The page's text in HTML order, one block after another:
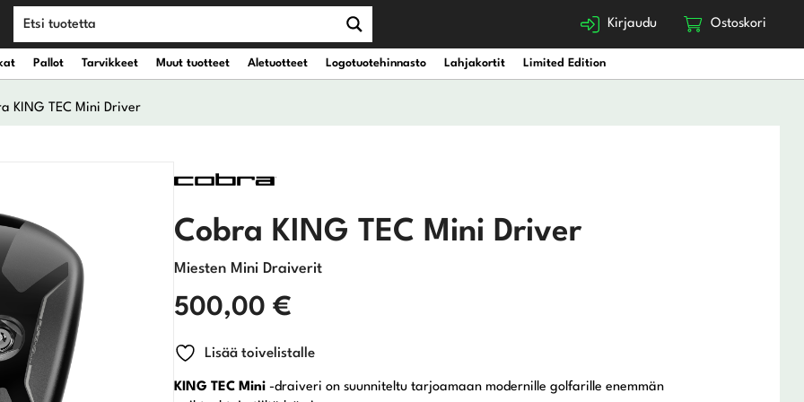
Kirjaudu Ostoskori
Rautamailat
kärrybägit
Pallot Tarvikkeet Muut tuotteet Aletuotteet Logotuotehinnasto Lahjakortit Limited Edition
KING TEC Mini Driver
Cobra KING TEC Mini Driver
Miesten Mini Draiverit
500,00 €
Lisää toivelistalle
KING TEC Mini-draiveri on suunniteltu tarjoamaan modernille golfarille enemmän